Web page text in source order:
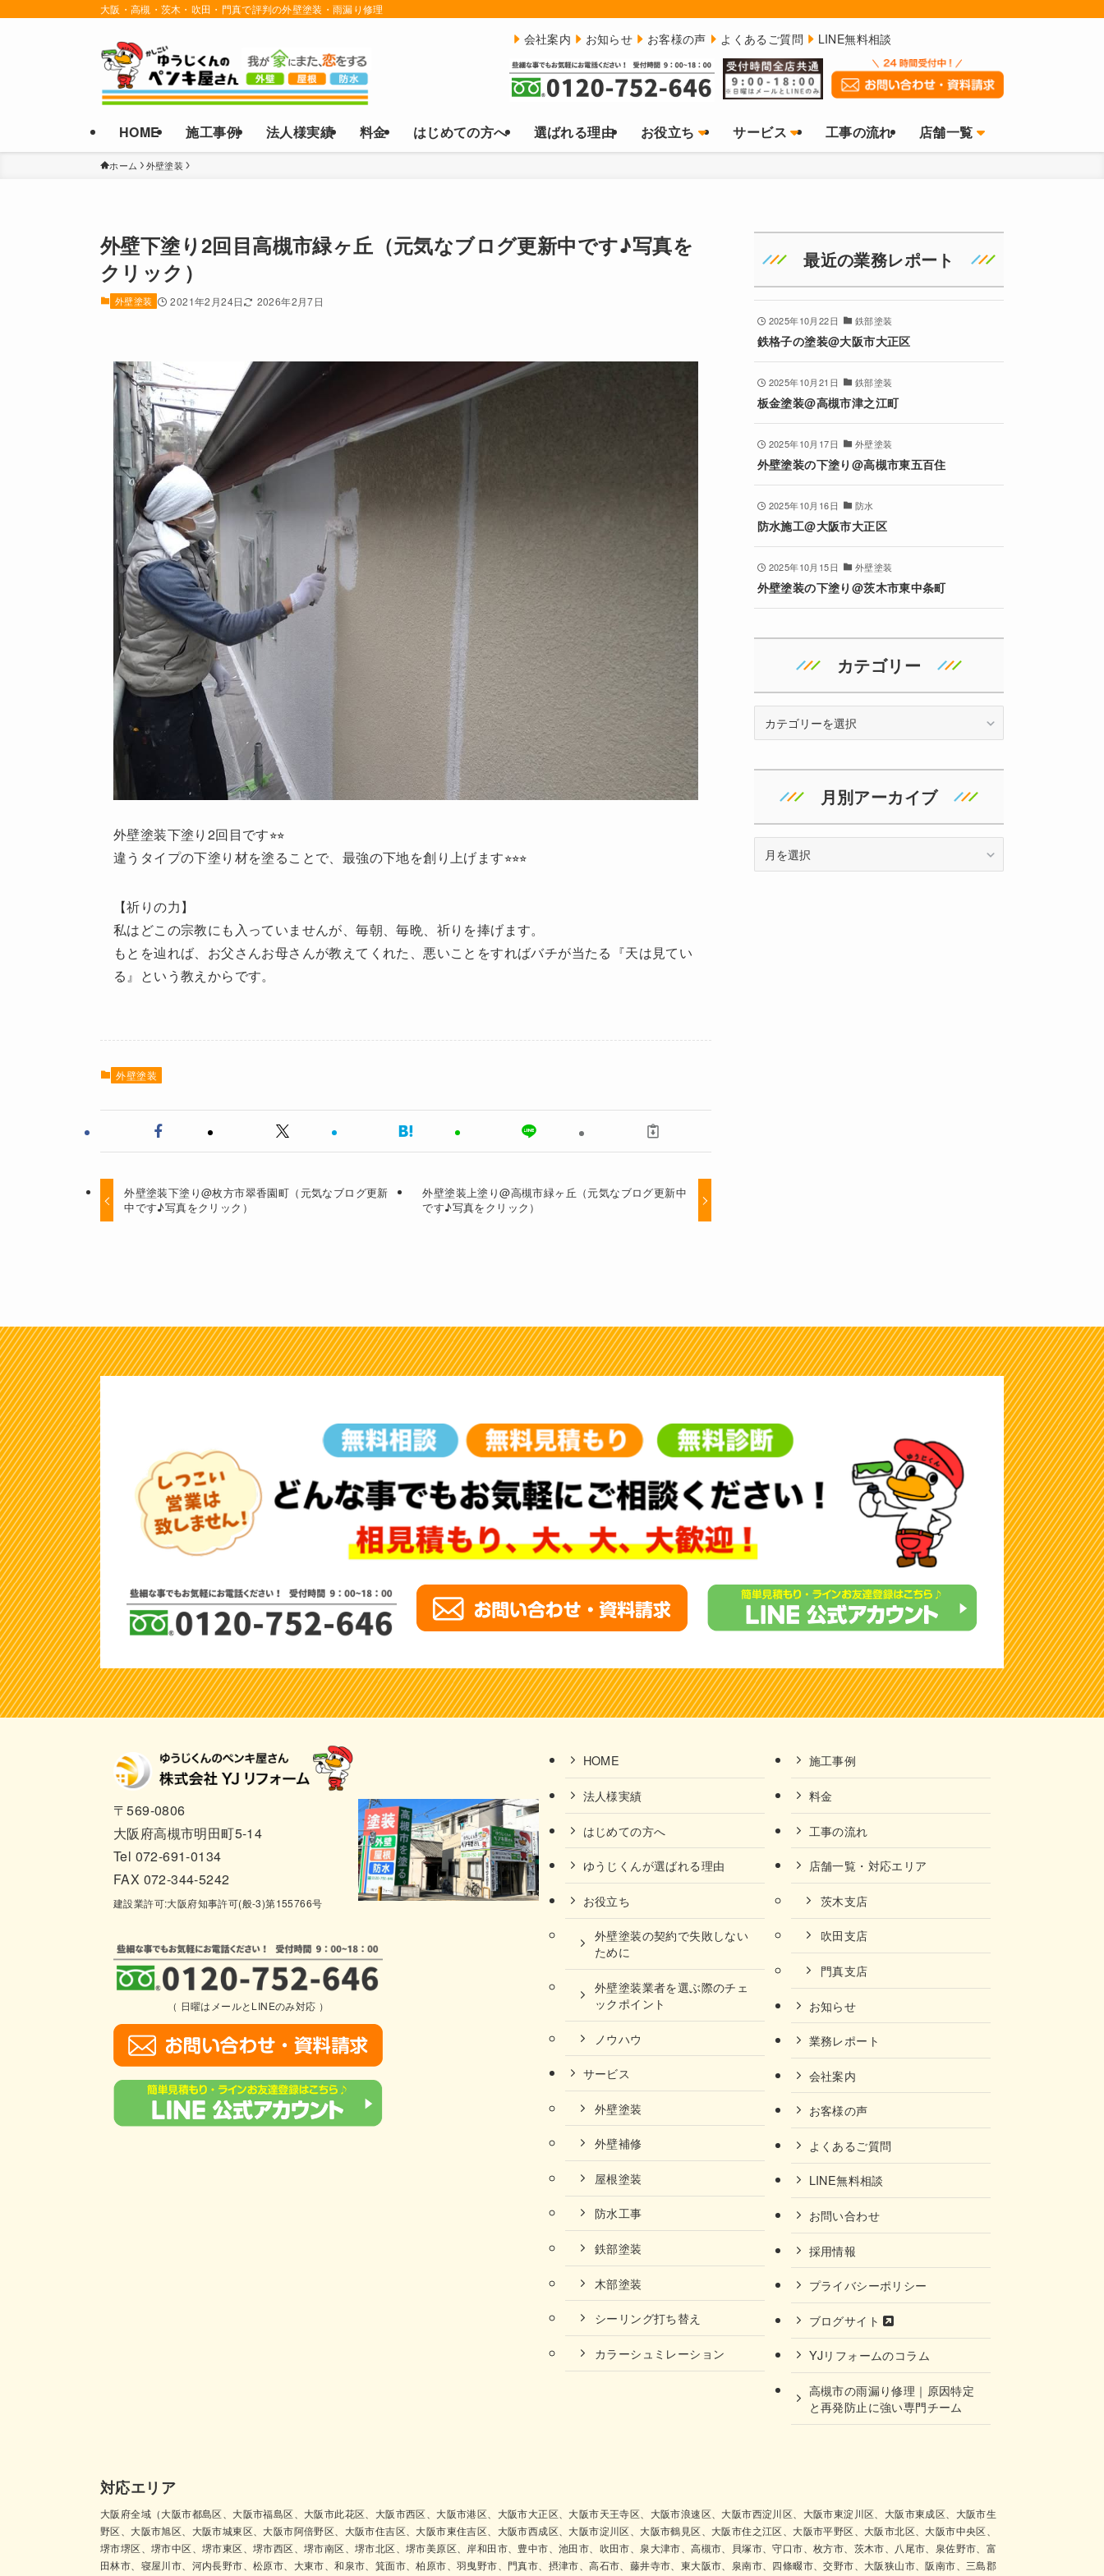
大阪・高槻・茨木・吹田・門真で評判の外壁塗装・雨漏り修理
HOME 施工事例 法人様実績 料金 はじめての方へ 選ばれる理由 お役立ち サービス 工事の流れ 店舗一覧
会社案内 お知らせ お客様の声 よくあるご質問 LINE無料相談
ホーム 外壁塗装
外壁下塗り2回目高槻市緑ヶ丘（元気なブログ更新中です♪写真を
クリック）
外壁塗装 2021年2月24日 2026年2月7日
外壁塗装下塗り2回目です⭐︎⭐︎
違うタイプの下塗り材を塗ることで、最強の下地を創り上げます⭐︎⭐︎⭐︎
【祈りの力】
私はどこの宗教にも入っていませんが、毎朝、毎晩、祈りを捧げます。
もとを辿れば、お父さんお母さんが教えてくれた、悪いことをすればバチが当たる『天は見てい
る』という教えからです。
外壁塗装
外壁塗装下塗り@枚方市翠香園町（元気なブログ更新
中です♪写真をクリック）
外壁塗装上塗り@高槻市緑ヶ丘（元気なブログ更新中
です♪写真をクリック）
最近の業務レポート
2025年10月22日 鉄部塗装
鉄格子の塗装@大阪市大正区
2025年10月21日 鉄部塗装
板金塗装@高槻市津之江町
2025年10月17日 外壁塗装
外壁塗装の下塗り@高槻市東五百住
2025年10月16日 防水
防水施工@大阪市大正区
2025年10月15日 外壁塗装
外壁塗装の下塗り@茨木市東中条町
カテゴリー
リ
月別アーカイブ
〒569-0806
大阪府高槻市明田町5-14
Tel 072-691-0134
FAX 072-344-5242
建設業許可:大阪府知事許可(般-3)第155766号
（ 日曜はメールとLINEのみ対応 ）
HOME
法人様実績
はじめての方へ
ゆうじくんが選ばれる理由
お役立ち
外壁塗装の契約で失敗しない
ために
外壁塗装業者を選ぶ際のチェ
ックポイント
ノウハウ
サービス
外壁塗装
外壁補修
屋根塗装
防水工事
鉄部塗装
木部塗装
シーリング打ち替え
カラーシュミレーション
施工事例
料金
工事の流れ
店舗一覧・対応エリア
茨木支店
吹田支店
門真支店
お知らせ
業務レポート
会社案内
お客様の声
よくあるご質問
LINE無料相談
お問い合わせ
採用情報
プライバシーポリシー
ブログサイト
YJリフォームのコラム
高槻市の雨漏り修理｜原因特定
と再発防止に強い専門チーム
対応エリア
大阪府全域（大阪市都島区、大阪市福島区、大阪市此花区、大阪市西区、大阪市港区、大阪市大正区、大阪市天王寺区、大阪市浪速区、大阪市西淀川区、大阪市東淀川区、大阪市東成区、大阪市生
野区、大阪市旭区、大阪市城東区、大阪市阿倍野区、大阪市住吉区、大阪市東住吉区、大阪市西成区、大阪市淀川区、大阪市鶴見区、大阪市住之江区、大阪市平野区、大阪市北区、大阪市中央区、
堺市堺区、堺市中区、堺市東区、堺市西区、堺市南区、堺市北区、堺市美原区、岸和田市、豊中市、池田市、吹田市、泉大津市、高槻市、貝塚市、守口市、枚方市、茨木市、八尾市、泉佐野市、富
田林市、寝屋川市、河内長野市、松原市、大東市、和泉市、箕面市、柏原市、羽曳野市、門真市、摂津市、高石市、藤井寺市、東大阪市、泉南市、四條畷市、交野市、大阪狭山市、阪南市、三島郡